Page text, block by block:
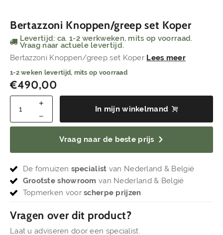
Bertazzoni Knoppen/greep set Koper
Levertijd: ca. 1-2 werkweken, mits op voorraad.
Vraag naar actuele levertijd.
Bertazzoni Knoppen/greep set Koper Lees meer
1-2 weken levertijd, mits op voorraad
€490,00
In mijn winkelmand
Vraag naar de beste prijs
De fornuizen specialist van Nederland & België
Grootste showroom van Nederland & België
Topmerken voorscherpe prijzen
Vragen over dit product?
Laat u adviseren door een specialist.